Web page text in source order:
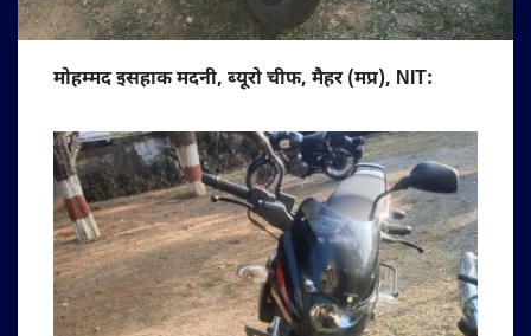
मोहम्मद इसहाक मदनी, ब्यूरो चीफ, मैहर (मप्र), NIT: